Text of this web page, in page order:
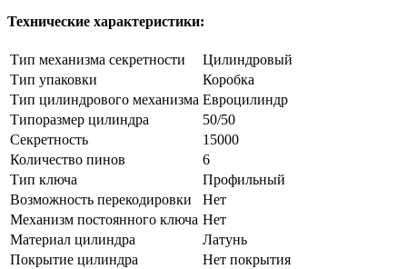
Технические характеристики:
Тип механизма секретности
Цилиндровый
Тип упаковки
Коробка
Тип цилиндрового механизма Евроцилиндр
Типоразмер цилиндра
50/50
Секретность
15000
Количество пинов
6
Тип ключа
Профильный
Возможность перекодировки
Нет
Механизм постоянного ключа Нет
Материал цилиндра
Латунь
Покрытие цилиндра
Нет покрытия